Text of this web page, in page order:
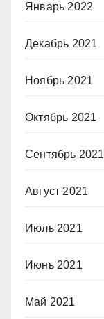
Январь 2022
Декабрь 2021
Ноябрь 2021
Октябрь 2021
Сентябрь 2021
Август 2021
Июль 2021
Июнь 2021
Май 2021